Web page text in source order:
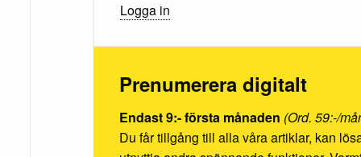
Logga in
Prenumerera digitalt
Endast 9:- första månaden (Ord. 59:-/
Du får tillgång till alla våra artiklar, kan